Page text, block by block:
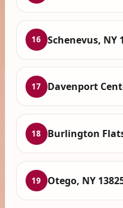
16 Schenevus, NY
17 Davenport
18 Burlington
19 Otego, NY